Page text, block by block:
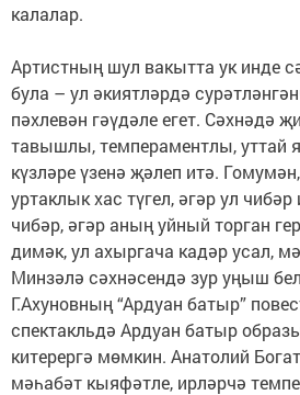
калалар.
Артистның шул вакытта ук инде
була – ул әкиятләрдә
пәхлевән гәүдәле егет. Сәхнәдә
тавышлы, темпераментлы, уттай
күзләре үзенә җәлеп итә.
уртаклык хас түгел, әгәр ул
чибәр, әгәр аның уйный торган
димәк, ул ахыргача кадәр усал,
Минзәлә сәхнәсендә зур уңыш
Г.Ахуновның “Ардуан батыр”
спектакльдә Ардуан батыр
китерергә мөмкин. Анатолий
мәһабәт кыяфәтле, ирләрчә